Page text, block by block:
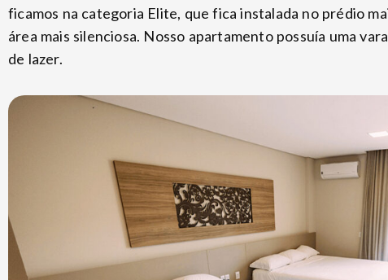
ficamos na categoria Elite, que fica instalada no prédio
área mais silenciosa. Nosso apartamento possuía uma
de lazer.